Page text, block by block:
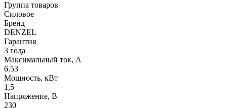
Группа товаров
Силовое
Бренд
DENZEL
Гарантия
3 года
Максимальный ток, А
6.53
Мощность, кВт
1,5
Напряжение, В
230